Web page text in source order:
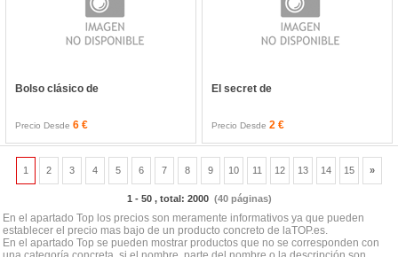
Bolso clásico de
Precio Desde6 €
El secret de
Precio Desde 2 €
1 2 3 4 5 6 7 8 9 10 11 12 13 14 15 »
1 - 50 , total: 2000(40 páginas)
En el apartado Top los precios son meramente informativos ya que pueden
establecer el precio mas bajo de un producto concreto de laTOP.es.
En el apartado Top se pueden mostrar productos que no se corresponden con